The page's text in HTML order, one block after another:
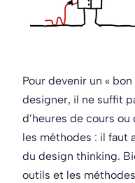
Pour devenir un «
designer, il ne suffit
d’heures de cours
les méthodes : il faut
du design thinking.
outils et les